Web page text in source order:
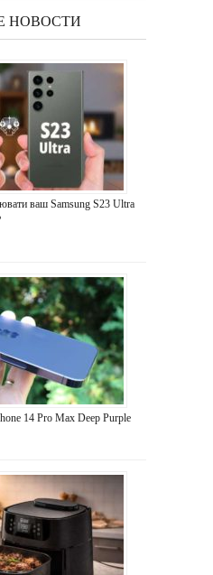
НОВОСТИ
ваш Samsung S23 Ultra
14 Pro Max Deep Purple